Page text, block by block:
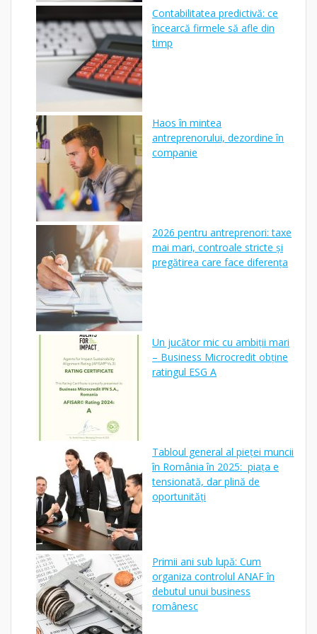
Contabilitatea predictivă: ce
încearcă firmele să afle din
timp
Haos în mintea
antreprenorului, dezordine în
companie
2026 pentru antreprenori: taxe
mai mari, controale stricte și
pregătirea care face diferența
Un jucător mic cu ambiții mari
– Business Microcredit obține
ratingul ESG A
Tabloul general al pieței muncii
în România în 2025: piața e
tensionată, dar plină de
oportunități
Primii ani sub lupă: Cum
organiza controlul ANAF în
debutul unui business
românesc